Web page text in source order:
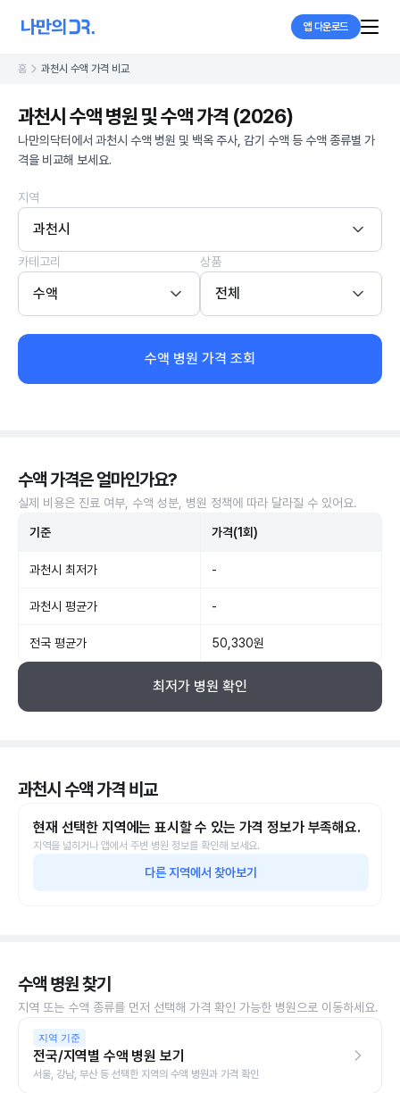
앱 다운로드
홈 과천시 수액 가격 비교
과천시 수액 병원 및 수액 가격 (2026)
나만의닥터에서 과천시 수액 병원 및 백옥 주사, 감기 수액 등 수액 종류별 가
격을 비교해 보세요.
지역
과천시
카테고리
수액
상품
전체
수액 병원 가격 조회
수액 가격은 얼마인가요?
실제 비용은 진료 여부, 수액 성분, 병원 정책에 따라 달라질 수 있어요.
기준 가격(1회)
과천시 최저가 -
과천시 평균가 -
전국 평균가 50,330원
최저가 병원 확인
과천시 수액 가격 비교
현재 선택한 지역에는 표시할 수 있는 가격 정보가 부족해요.
지역을 넓히거나 앱에서 주변 병원 정보를 확인해 보세요.
다른 지역에서 찾아보기
수액 병원 찾기
지역 또는 수액 종류를 먼저 선택해 가격 확인 가능한 병원으로 이동하세요.
지역 기준
전국/지역별 수액 병원 보기
서울, 강남, 부산 등 선택한 지역의 수액 병원과 가격 확인